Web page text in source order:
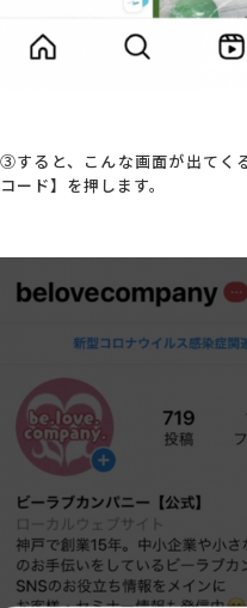
③すると、こんな画面が出てく
コード】を押します。